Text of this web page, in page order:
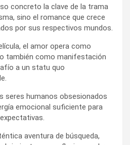
concreto la clave de la trama
sino el romance que crece
por sus respectivos mundos.
el amor opera como
también como manifestación
a un statu quo
seres humanos obsesionados
emocional suficiente para
aventura de búsqueda,